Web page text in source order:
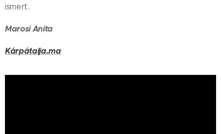
ismert.
Marosi Anita
Kárpátalja.ma